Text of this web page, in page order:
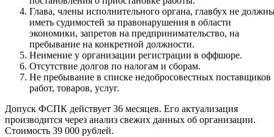
Глава, члены исполнительного органа, главбух не
иметь судимостей за правонарушения в области
экономики, запретов на предпринимательство, на
пребывание на конкретной должности.
Неимение у организации регистрации в оффшоре.
Отсутствие долгов по налогам и сборам.
Не пребывание в списке недобросовестных поставщиков
работ, товаров, услуг.
Допуск ФСПК действует 36 месяцев. Его актуализация
производится через анализ свежих данных об организации.
Стоимость 39 000 рублей.